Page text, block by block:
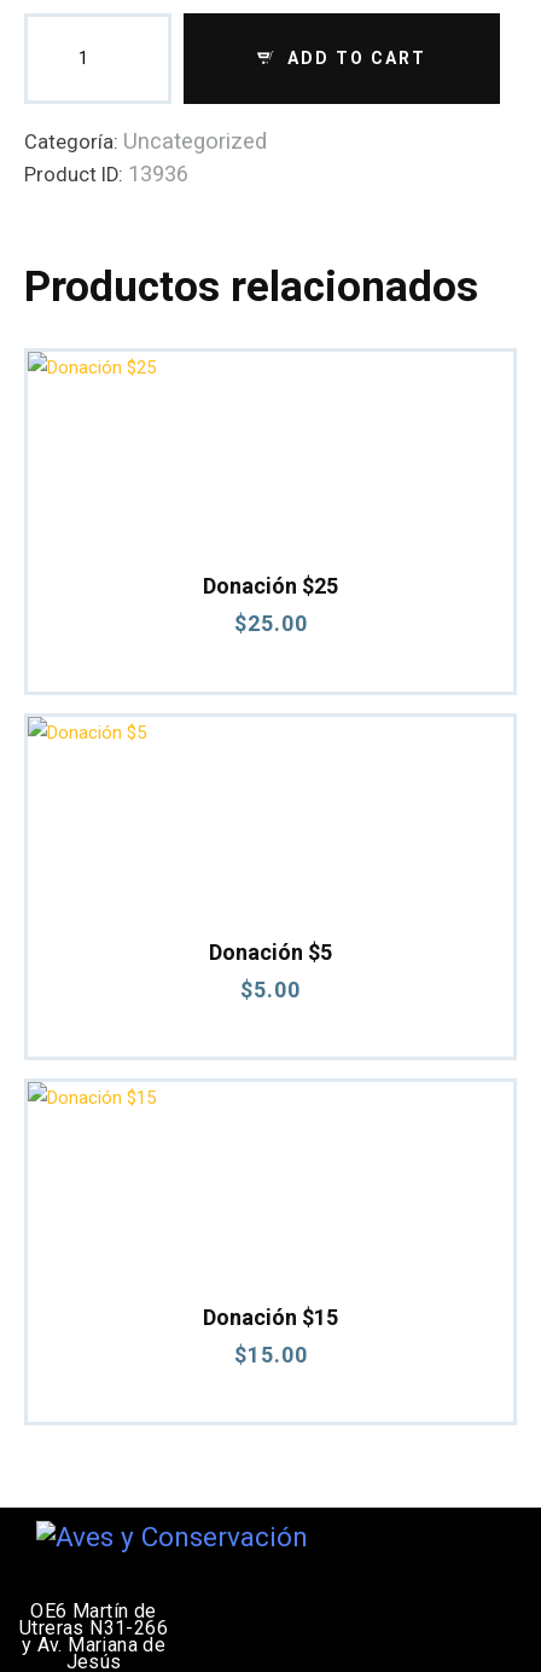
ADD TO CART
Categoría: Uncategorized
Product ID: 13936
Productos relacionados
Donación $25
$25.00
Donación $5
$5.00
Donación $15
$15.00
OE6 Martín de
Utreras N31-266
y Av. Mariana de
Jesús